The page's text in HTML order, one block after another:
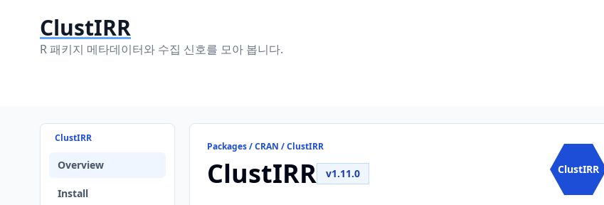
ClustIRR
R 패키지 메타데이터와 수집 신호를 모아 봅니다.
ClustIRR
Overview
Install
Packages / CRAN / ClustIRR
ClustIRR v1.11.0 ClustIRR